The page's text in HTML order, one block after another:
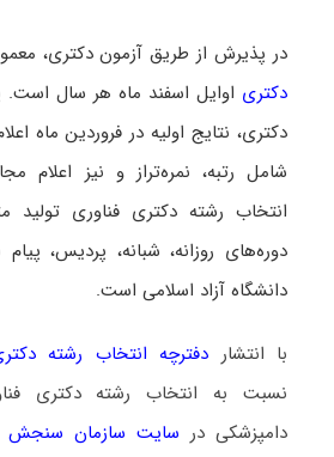
در پذیرش از طریق آزمون دکتری،
دکتری اوایل اسفند ماه هر سال است.
دکتری، نتایج اولیه در فروردین ماه
شامل رتبه، نمره‌تراز و نیز اعلام
انتخاب رشته دکتری فناوری تولید
دوره‌های روزانه، شبانه، پردیس، پیام
دانشگاه آزاد اسلامی است.
با انتشار دفترچه انتخاب رشته
نسبت به انتخاب رشته دکتری
دامپزشکی در سایت سازمان سنجش